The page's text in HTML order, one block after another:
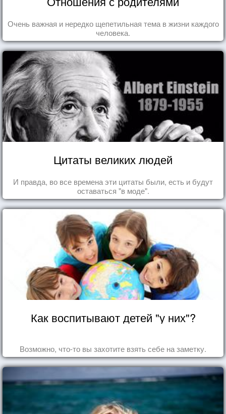
Очень важная и нередко щепетильная тема в жизни каждого
человека.
Цитаты великих людей
И правда, во все времена эти цитаты были, есть и будут
оставаться "в моде".
Как воспитывают детей "у них"?
Возможно, что-то вы захотите взять себе на заметку.